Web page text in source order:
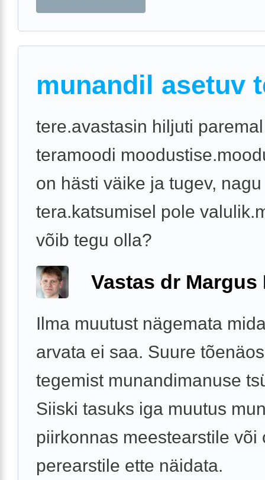
munandil asetuv
tere.avastasin hiljuti
teramoodi
on hästi väike ja tugev,
tera.katsumisel pole
võib tegu olla?
Vastas dr Margus
Ilma muutust nägemata
arvata ei saa. Suure
tegemist munandimanuse
Siiski tasuks iga muutus
piirkonnas meestearstile või
perearstile ette näidata.